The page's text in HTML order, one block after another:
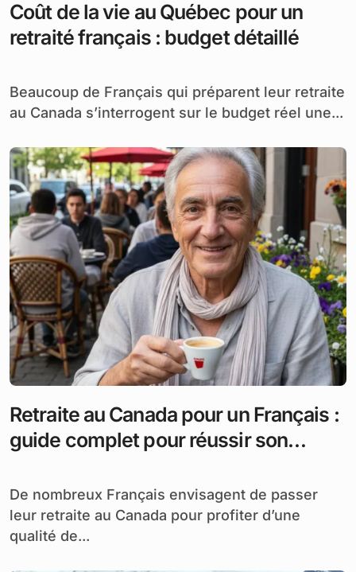
Coût de la vie au Québec pour un
retraité français : budget détaillé
Beaucoup de Français qui préparent leur retraite
au Canada s’interrogent sur le budget réel une...
Retraite au Canada pour un Français :
guide complet pour réussir son
De nombreux Français envisagent de passer
leur retraite au Canada pour profiter d’une
qualité de...